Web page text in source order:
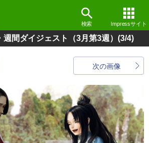
検索 Impressサイト
間ダイジェスト（3月第3週） (3/4)
次の画像